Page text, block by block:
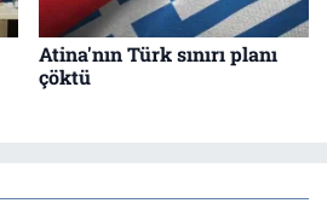
Atina'nın Türk sınırı planı
çöktü